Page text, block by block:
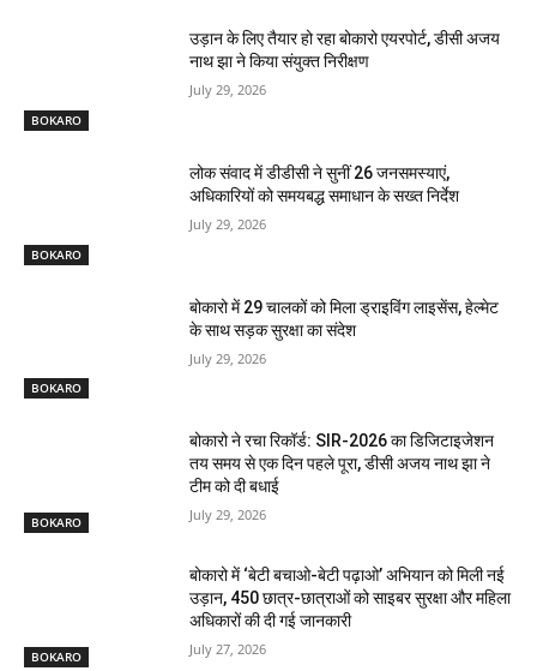
BOKARO
उड़ान के लिए तैयार हो रहा बोकारो एयरपोर्ट, डीसी अजय
नाथ झा ने किया संयुक्त निरीक्षण
July 29, 2026
BOKARO
लोक संवाद में डीडीसी ने सुनीं 26 जनसमस्याएं,
अधिकारियों को समयबद्ध समाधान के सख्त निर्देश
July 29, 2026
BOKARO
बोकारो में 29 चालकों को मिला ड्राइविंग लाइसेंस, हेल्मेट
के साथ सड़क सुरक्षा का संदेश
July 29, 2026
BOKARO
बोकारो ने रचा रिकॉर्ड: SIR-2026 का डिजिटाइजेशन
तय समय से एक दिन पहले पूरा, डीसी अजय नाथ झा ने
टीम को दी बधाई
July 29, 2026
BOKARO
बोकारो में ‘बेटी बचाओ-बेटी पढ़ाओ’ अभियान को मिली नई
उड़ान, 450 छात्र-छात्राओं को साइबर सुरक्षा और महिला
अधिकारों की दी गई जानकारी
July 27, 2026